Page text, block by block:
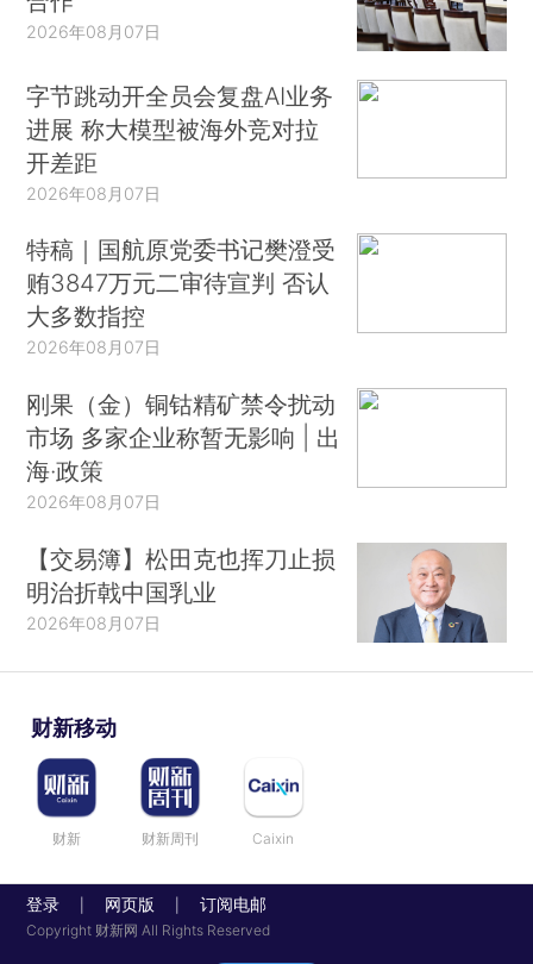
2026年08月07日
字节跳动开全员会复盘AI业务
进展 称大模型被海外竞对拉
开差距
2026年08月07日
特稿｜国航原党委书记樊澄受
贿3847万元二审待宣判 否认
大多数指控
2026年08月07日
刚果（金）铜钴精矿禁令扰动
市场 多家企业称暂无影响 | 出
海·政策
2026年08月07日
【交易簿】松田克也挥刀止损
明治折戟中国乳业
2026年08月07日
财新移动
财新 财新周刊 Caixin
登录 网页版 订阅电邮
Copyright 财新网 All Rights Reserved